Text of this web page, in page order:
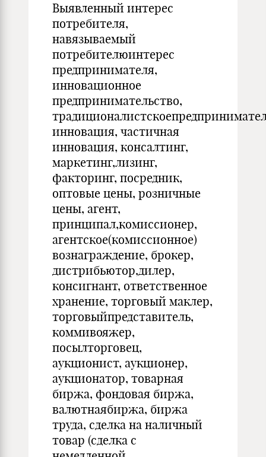
Выявленный интерес
потребителя,
навязываемый
потребителюинтерес
предпринимателя,
инновационное
предпринимательство,
инновация, частичная
инновация, консалтинг,
маркетинг,лизинг,
факторинг, посредник,
оптовые цены, розничные
цены, агент,
принципал,комиссионер,
агентское(комиссионное)
вознаграждение, брокер,
дистрибьютор,дилер,
консигнант, ответственное
хранение, торговый маклер,
торговыйпредставитель,
коммивояжер,
посылторговец,
аукционист, аукционер,
аукционатор, товарная
биржа, фондовая биржа,
валютнаябиржа, биржа
труда, сделка на наличный
товар (сделка с